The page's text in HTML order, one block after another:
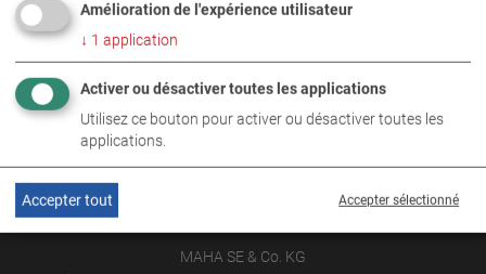
MAHA SE & Co. KG
Amélioration de l'expérience utilisateur
↓ 1 application
Activer ou désactiver toutes les applications
Utilisez ce bouton pour activer ou désactiver toutes les
applications.
Accepter sélectionné
Accepter tout